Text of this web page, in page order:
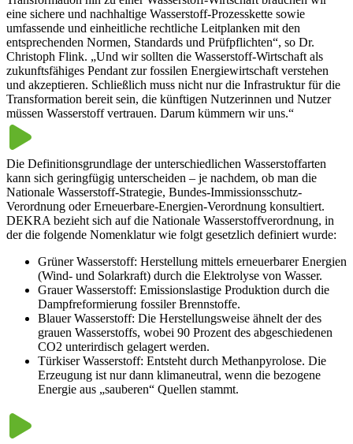
eine sichere und nachhaltige Wasserstoff-Prozesskette sowie
umfassende und einheitliche rechtliche Leitplanken mit den
entsprechenden Normen, Standards und Prüfpflichten“, so Dr.
Christoph Flink. „Und wir sollten die Wasserstoff-Wirtschaft als
zukunftsfähiges Pendant zur fossilen Energiewirtschaft verstehen
und akzeptieren. Schließlich muss nicht nur die Infrastruktur für die
Transformation bereit sein, die künftigen Nutzerinnen und Nutzer
müssen Wasserstoff vertrauen. Darum kümmern wir uns.“
Die Definitionsgrundlage der unterschiedlichen Wasserstoffarten
kann sich geringfügig unterscheiden – je nachdem, ob man die
Nationale Wasserstoff-Strategie, Bundes-Immissionsschutz-
Verordnung oder Erneuerbare-Energien-Verordnung konsultiert.
DEKRA bezieht sich auf die Nationale Wasserstoffverordnung, in
der die folgende Nomenklatur wie folgt gesetzlich definiert wurde:
Grüner Wasserstoff: Herstellung mittels erneuerbarer Energien
(Wind- und Solarkraft) durch die Elektrolyse von Wasser.
Grauer Wasserstoff: Emissionslastige Produktion durch die
Dampfreformierung fossiler Brennstoffe.
Blauer Wasserstoff: Die Herstellungsweise ähnelt der des
grauen Wasserstoffs, wobei 90 Prozent des abgeschiedenen
CO2 unterirdisch gelagert werden.
Türkiser Wasserstoff: Entsteht durch Methanpyrolose. Die
Erzeugung ist nur dann klimaneutral, wenn die bezogene
Energie aus „sauberen“ Quellen stammt.